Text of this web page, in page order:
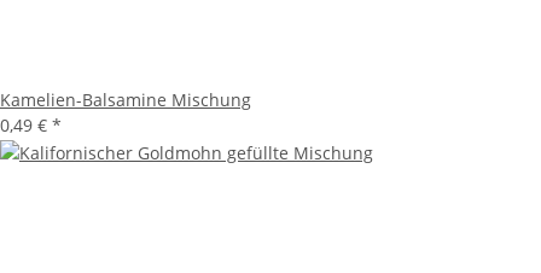
Kamelien-Balsamine Mischung
0,49 € *